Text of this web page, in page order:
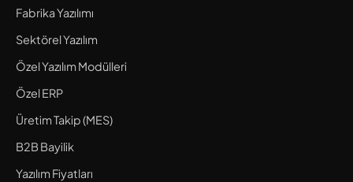
Fabrika Yazılımı
Sektörel Yazılım
Özel Yazılım Modülleri
Özel ERP
Üretim Takip (MES)
B2B Bayilik
Yazılım Fiyatları